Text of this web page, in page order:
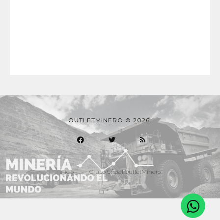
OUTLETMINERO © 2026.
Inicio Grupo Oficial OutletMinero